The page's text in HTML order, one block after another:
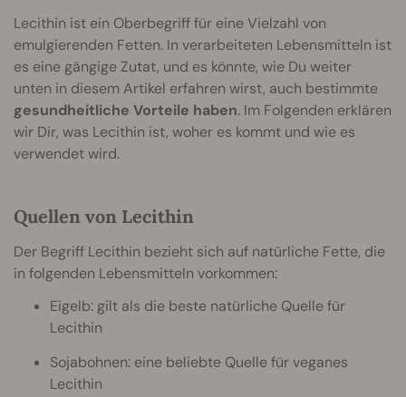
Lecithin ist ein Oberbegriff für eine Vielzahl von
emulgierenden Fetten. In verarbeiteten Lebensmitteln ist
es eine gängige Zutat, und es könnte, wie Du weiter
unten in diesem Artikel erfahren wirst, auch bestimmte
gesundheitliche Vorteile haben. Im Folgenden erklären
wir Dir, was Lecithin ist, woher es kommt und wie es
verwendet wird.
Quellen von Lecithin
Der Begriff Lecithin bezieht sich auf natürliche Fette, die
in folgenden Lebensmitteln vorkommen:
Eigelb: gilt als die beste natürliche Quelle für
Lecithin
Sojabohnen: eine beliebte Quelle für veganes
Lecithin